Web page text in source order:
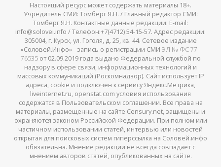
Настоящий ресурс может содержать материалы 18+.
Учредитель СМИ: Томберг Я.Н. / Главный редактор СМИ:
Томберг Я.Н. Контактные данные редакции: E-mail:
info@solovei.info / Телефон:+7(4712) 54-15-57. Адрес редакции:
305004, г. Курск, ул. Гоголя, д. 25, кв. 44. Сетевое издание
«Соловей.Инфо» - запись о регистрации СМИ ЭЛ № ФС 77 -
76535от 02.09.2019 года выдано Федеральной службой по
надзору в сфере связи, информационных технологий и
массовых коммуникаций (Роскомнадзор). Сайт использует IP
адреса, cookie и подключен к сервису Яндекс.Метрика,
liveinternet.ru, openstat.com условия использования
содержатся в Пользовательском соглашении. Все права на
материалы, размещенные на сайте Censury.net, защищены и
охраняются законом Российской Федерации. При полном или
частичном использовании статей, интервью или новостей
открытая для поисковых систем гиперссылка на Соловей.инфо
обязательна. Мнение редакции не всегда совпадает с
мнением авторов статей, опубликованных на сайте.